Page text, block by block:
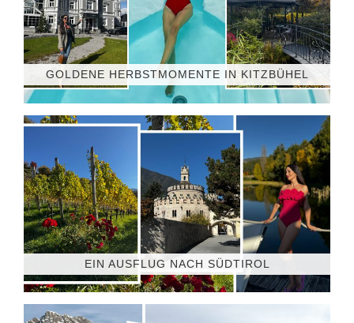
GOLDENE HERBSTMOMENTE IN KITZBÜHEL
EIN AUSFLUG NACH SÜDTIROL